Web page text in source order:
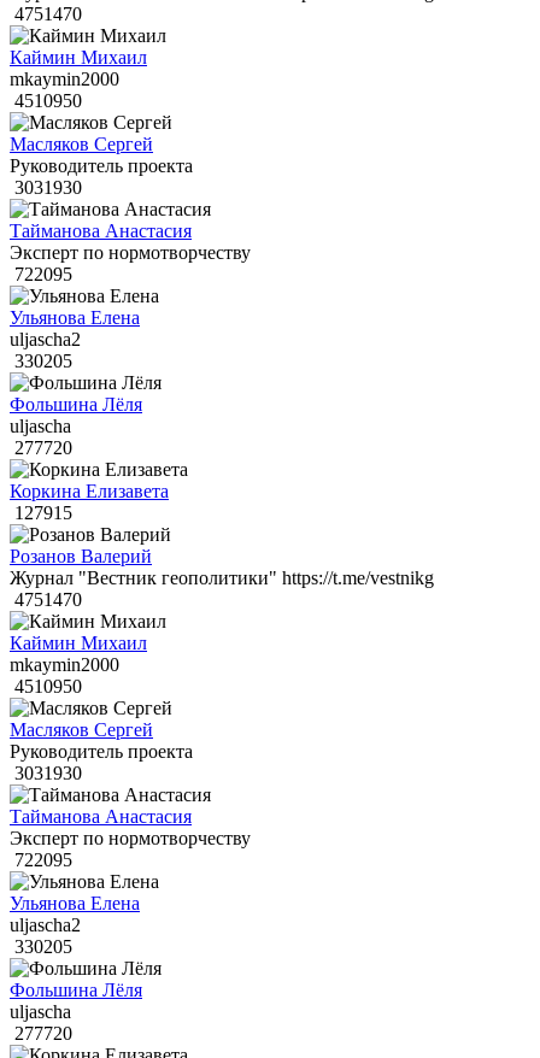
4751470
Каймин Михаил
mkaymin2000
4510950
Масляков Сергей
Руководитель проекта
3031930
Тайманова Анастасия
Эксперт по нормотворчеству
722095
Ульянова Елена
uljascha2
330205
Фольшина Лёля
uljascha
277720
Коркина Елизавета
127915
Розанов Валерий
Журнал "Вестник геополитики" https://t.me/vestnikg
4751470
Каймин Михаил
mkaymin2000
4510950
Масляков Сергей
Руководитель проекта
3031930
Тайманова Анастасия
Эксперт по нормотворчеству
722095
Ульянова Елена
uljascha2
330205
Фольшина Лёля
uljascha
277720